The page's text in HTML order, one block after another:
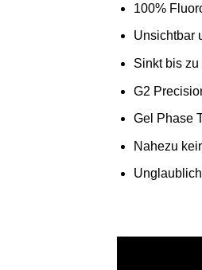
100%
Unsichtbar
Sinkt bis
G2
Gel Phase
Nahezu